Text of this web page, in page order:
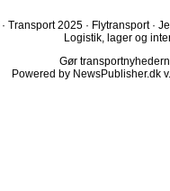
· Transport 2025 · Flytransport ·
Logistik, lager og
Gør
Powered by NewsPublisher.dk